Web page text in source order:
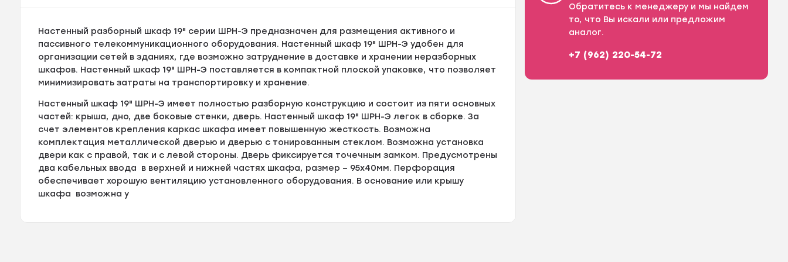
Настенный разборный шкаф 19" серии ШРН-Э предназначен для размещения активного и
пассивного телекоммуникационного оборудования. Настенный шкаф 19" ШРН-Э удобен для
организации сетей в зданиях, где возможно затруднение в доставке и хранении неразборных
шкафов. Настенный шкаф 19" ШРН-Э поставляется в компактной плоской упаковке, что позволяет
минимизировать затраты на транспортировку и хранение.
Настенный шкаф 19" ШРН-Э имеет полностью разборную конструкцию и состоит из пяти основных
частей: крыша, дно, две боковые стенки, дверь. Настенный шкаф 19" ШРН-Э легок в сборке. За
счет элементов крепления каркас шкафа имеет повышенную жесткость. Возможна
комплектация металлической дверью и дверью с тонированным стеклом. Возможна установка
двери как с правой, так и с левой стороны. Дверь фиксируется точечным замком. Предусмотрены
два кабельных ввода в верхней и нижней частях шкафа, размер – 95х40мм. Перфорация
обеспечивает хорошую вентиляцию установленного оборудования. В основание или крышу
шкафа возможна у
Обратитесь к менеджеру и мы найдем
то, что Вы искали или предложим
аналог.
+7 (962) 220-54-72